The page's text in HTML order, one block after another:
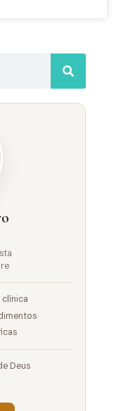
clínica
Deus